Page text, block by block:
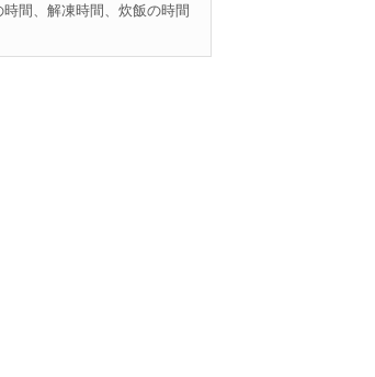
間、解凍時間、炊飯の時間